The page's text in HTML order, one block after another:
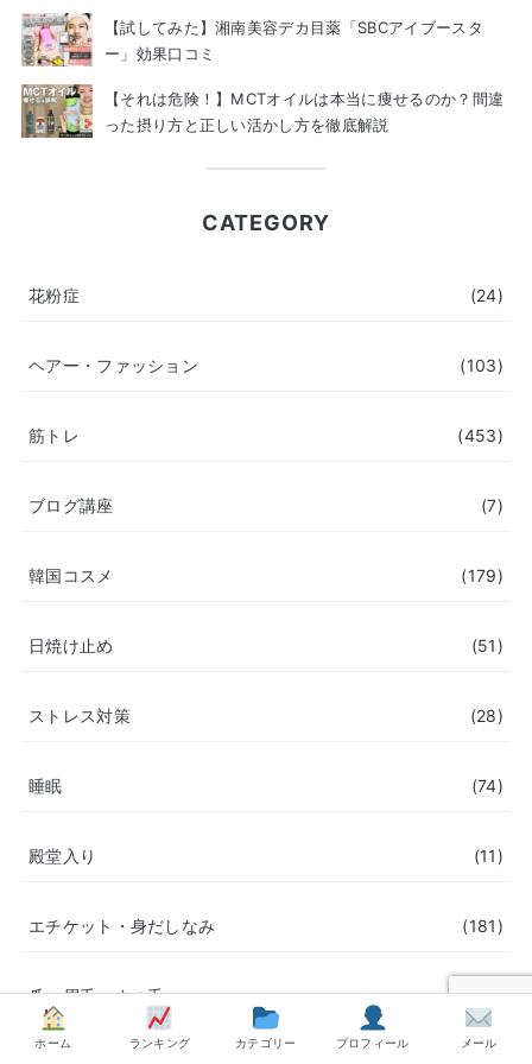
【試してみた】湘南美容デカ目薬「SBCアイブースタ
ー」効果口コミ
【それは危険！】MCTオイルは本当に痩せるのか？間違
った摂り方と正しい活かし方を徹底解説
CATEGORY
花粉症 (24)
ヘアー・ファッション (103)
筋トレ (453)
ブログ講座 (7)
韓国コスメ (179)
日焼け止め (51)
ストレス対策 (28)
睡眠 (74)
殿堂入り (11)
エチケット・身だしなみ (181)
爪・眉毛・まつ毛 (35)
ホーム ランキング カテゴリー プロフィール メール